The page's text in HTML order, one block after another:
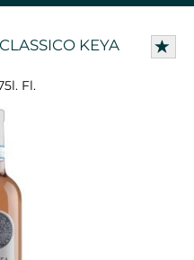
KEYA
Fl.